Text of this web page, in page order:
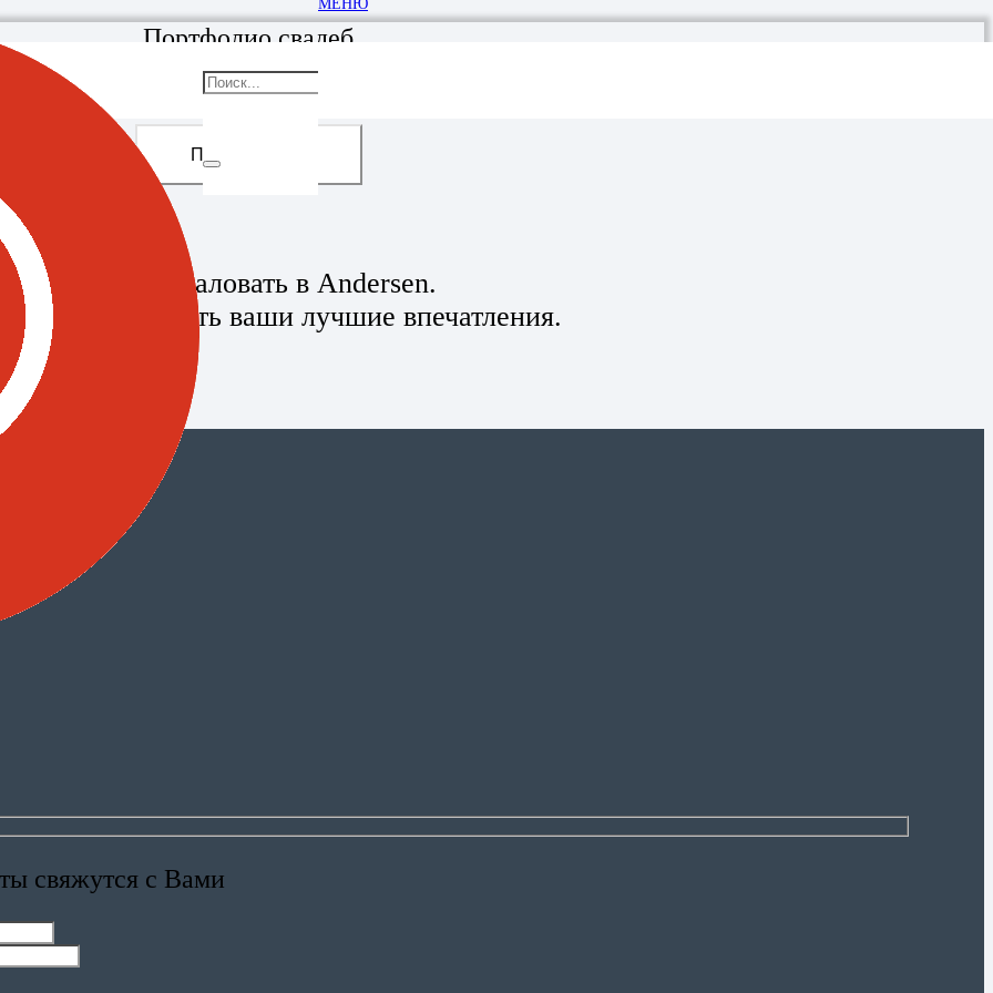
МЕНЮ
Портфолио свадеб
Показать Еще
Добро пожаловать в Andersen.
организовать ваши лучшие впечатления.
свяжутся с Вами